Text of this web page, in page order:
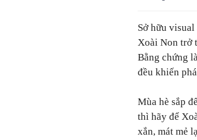
Sở hữu
Xoài Non trở
Bằng chứng
đều khiến
Mùa hè sắp
thì hãy để
xắn, mát mẻ